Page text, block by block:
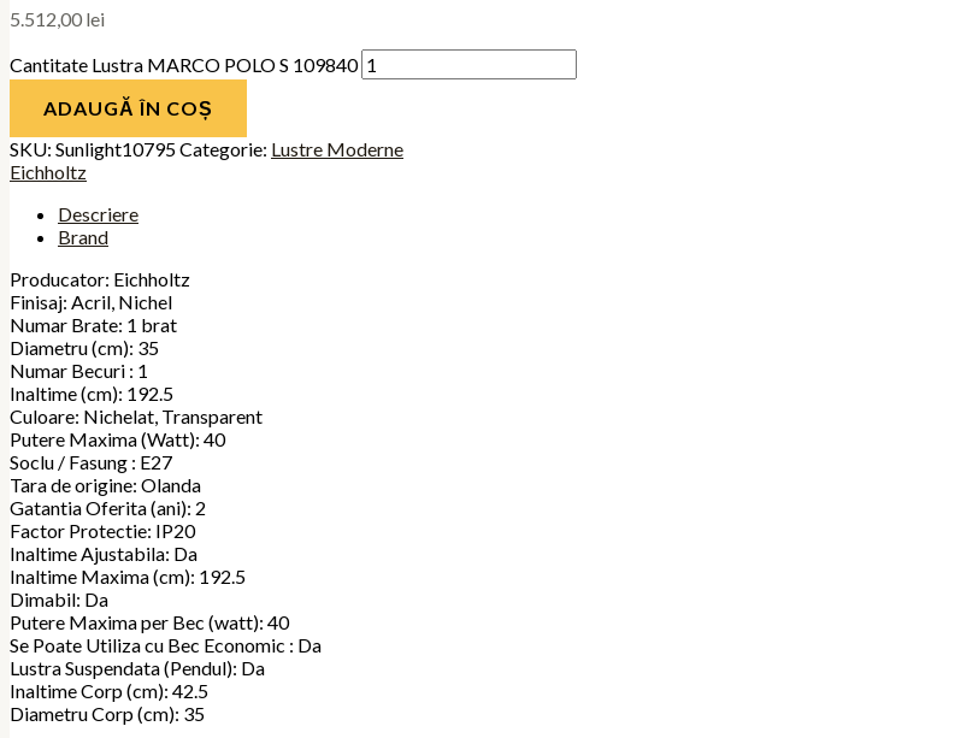
5.512,00 lei
Cantitate Lustra MARCO POLO S 109840
ADAUGĂ ÎN COȘ
SKU: Sunlight10795Categorie: Lustre Moderne
Eichholtz
Descriere
Brand
Producator: Eichholtz
Finisaj: Acril, Nichel
Numar Brate: 1 brat
Diametru (cm): 35
Numar Becuri : 1
Inaltime (cm): 192.5
Culoare: Nichelat, Transparent
Putere Maxima (Watt): 40
Soclu / Fasung : E27
Tara de origine: Olanda
Gatantia Oferita (ani): 2
Factor Protectie: IP20
Inaltime Ajustabila: Da
Inaltime Maxima (cm): 192.5
Dimabil: Da
Putere Maxima per Bec (watt): 40
Se Poate Utiliza cu Bec Economic : Da
Lustra Suspendata (Pendul): Da
Inaltime Corp (cm): 42.5
Diametru Corp (cm): 35